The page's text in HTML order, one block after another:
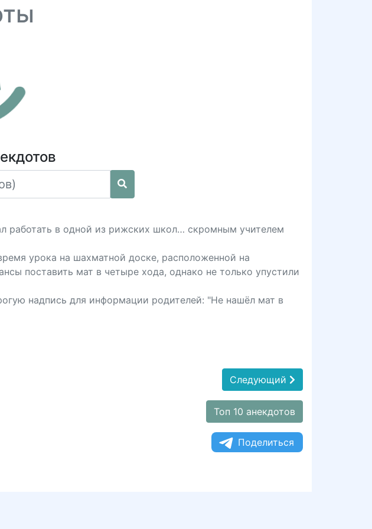
работать в одной из рижских школ… скромным учителем
урока на шахматной доске, расположенной на
поставить мат в четыре хода, однако не только упустили
надпись для информации родителей: "Не нашёл мат в
Следующий
Топ 10 анекдотов
Поделиться